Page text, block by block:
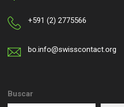
+591 (2) 2775566
bo.info@swisscontact.org
Buscar